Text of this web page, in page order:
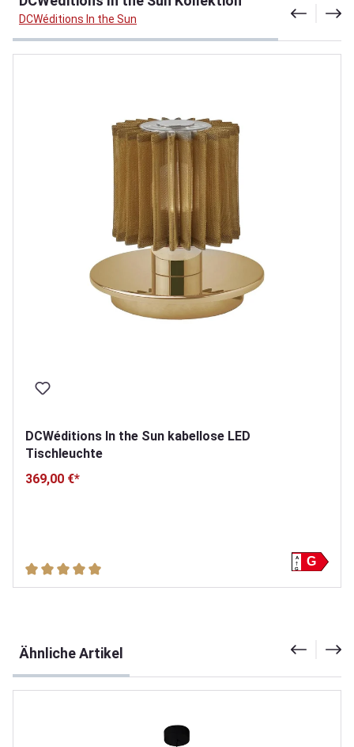
DCWéditions In the Sun
DCWéditions In the Sun kabellose LED
Tischleuchte
369,00 €*
G
A
G
Durchschnittliche Bewertung von 5 von 5 Sternen
Ähnliche Artikel